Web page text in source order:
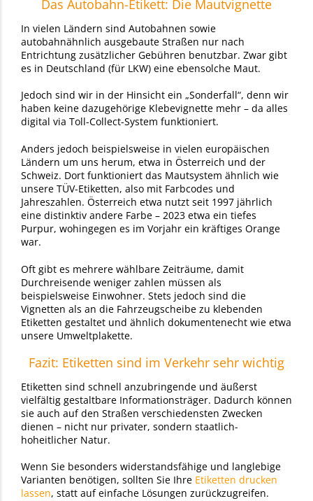
Das Autobahn-Etikett: Die Mautvignette
In vielen Ländern sind Autobahnen sowie
autobahnähnlich ausgebaute Straßen nur nach
Entrichtung zusätzlicher Gebühren benutzbar. Zwar gibt
es in Deutschland (für LKW) eine ebensolche Maut.
Jedoch sind wir in der Hinsicht ein „Sonderfall“, denn wir
haben keine dazugehörige Klebevignette mehr – da alles
digital via Toll-Collect-System funktioniert.
Anders jedoch beispielsweise in vielen europäischen
Ländern um uns herum, etwa in Österreich und der
Schweiz. Dort funktioniert das Mautsystem ähnlich wie
unsere TÜV-Etiketten, also mit Farbcodes und
Jahreszahlen. Österreich etwa nutzt seit 1997 jährlich
eine distinktiv andere Farbe – 2023 etwa ein tiefes
Purpur, wohingegen es im Vorjahr ein kräftiges Orange
war.
Oft gibt es mehrere wählbare Zeiträume, damit
Durchreisende weniger zahlen müssen als
beispielsweise Einwohner. Stets jedoch sind die
Vignetten als an die Fahrzeugscheibe zu klebenden
Etiketten gestaltet und ähnlich dokumentenecht wie etwa
unsere Umweltplakette.
Fazit: Etiketten sind im Verkehr sehr wichtig
Etiketten sind schnell anzubringende und äußerst
vielfältig gestaltbare Informationsträger. Dadurch können
sie auch auf den Straßen verschiedensten Zwecken
dienen – nicht nur privater, sondern staatlich-
hoheitlicher Natur.
Wenn Sie besonders widerstandsfähige und langlebige
Varianten benötigen, sollten Sie Ihre Etiketten drucken
lassen, statt auf einfache Lösungen zurückzugreifen.